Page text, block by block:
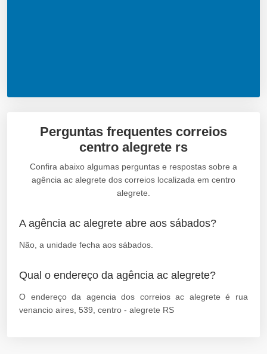
Perguntas frequentes correios
centro alegrete rs
Confira abaixo algumas perguntas e respostas sobre a
agência ac alegrete dos correios localizada em centro
alegrete.
A agência ac alegrete abre aos sábados?
Não, a unidade fecha aos sábados.
Qual o endereço da agência ac alegrete?
O endereço da agencia dos correios ac alegrete é rua
venancio aires, 539, centro - alegrete RS